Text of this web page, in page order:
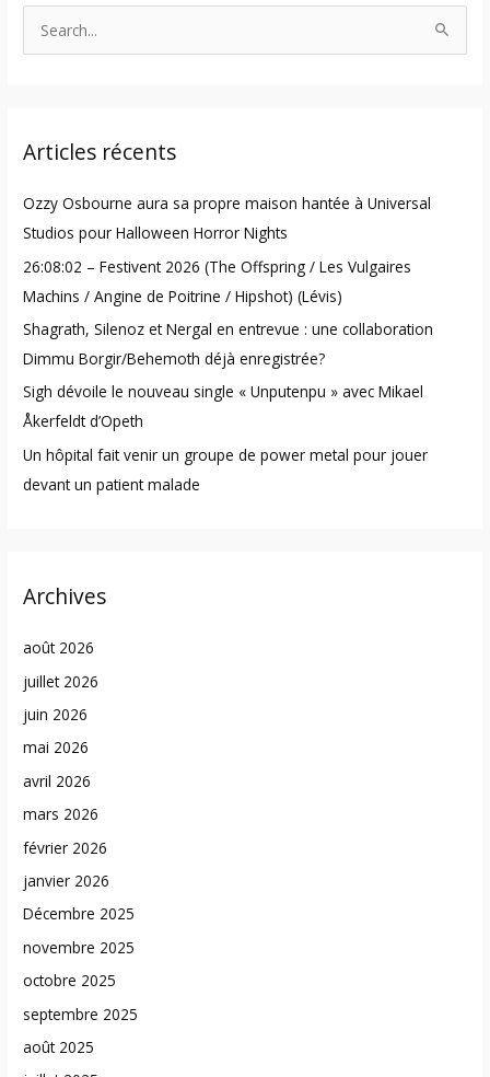
c
f
o
r
:
Articles récents
Ozzy Osbourne aura sa propre maison hantée à Universal
Studios pour Halloween Horror Nights
26:08:02 – Festivent 2026 (The Offspring / Les Vulgaires
Machins / Angine de Poitrine / Hipshot) (Lévis)
Shagrath, Silenoz et Nergal en entrevue : une collaboration
Dimmu Borgir/Behemoth déjà enregistrée?
Sigh dévoile le nouveau single « Unputenpu » avec Mikael
Åkerfeldt d’Opeth
Un hôpital fait venir un groupe de power metal pour jouer
devant un patient malade
Archives
août 2026
juillet 2026
juin 2026
mai 2026
avril 2026
mars 2026
février 2026
janvier 2026
Décembre 2025
novembre 2025
octobre 2025
septembre 2025
août 2025